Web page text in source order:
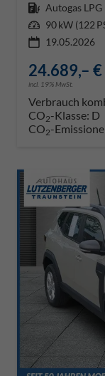
Kraftstoff Autogas LPG
Leistung 90 kW (122
19.05.2026
24.689,– €
incl. 19% MwSt.
Verbrauch
CO2-Klasse: D
CO2-